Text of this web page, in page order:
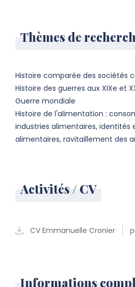
Thèmes de
Histoire comparée des sociétés
Histoire des guerres aux XIXe et
Guerre mondiale
Histoire de l'alimentation :
industries alimentaires, identités
alimentaires, ravitaillement des
Activités / CV
CV Emmanuelle Cronier
Informations